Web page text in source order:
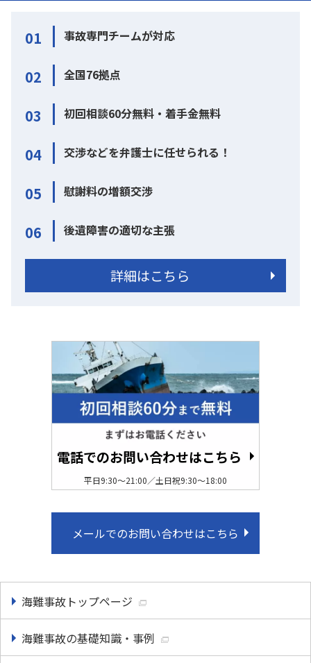
01 事故専門チームが対応
02 全国76拠点
03 初回相談60分無料・着手金無料
04 交渉などを弁護士に任せられる！
05 慰謝料の増額交渉
06 後遺障害の適切な主張
詳細はこちら
電話でのお問い合わせはこちら
平日9:30〜21:00／土日祝9:30〜18:00
メールでのお問い合わせはこちら
海難事故トップページ
海難事故の基礎知識・事例